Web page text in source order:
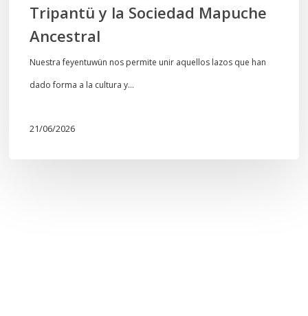
Tripantü y la Sociedad Mapuche
Ancestral
Nuestra feyentuwün nos permite unir aquellos lazos que han
dado forma a la cultura y…
21/06/2026